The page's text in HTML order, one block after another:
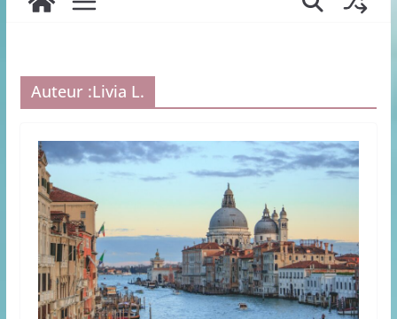
Auteur :Livia L.